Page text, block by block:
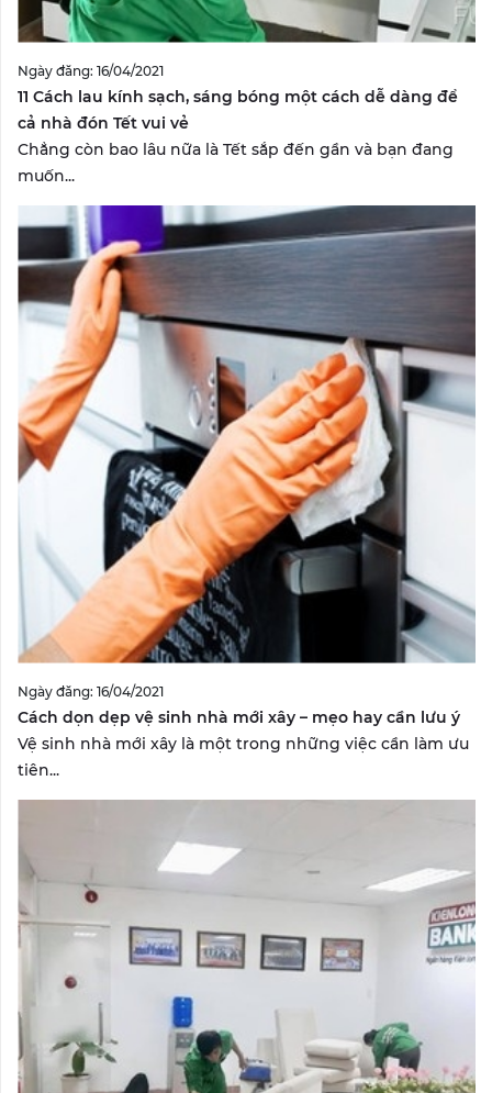
Ngày đăng: 16/04/2021
11 Cách lau kính sạch, sáng bóng một cách dễ dàng để
cả nhà đón Tết vui vẻ
Chẳng còn bao lâu nữa là Tết sắp đến gần và bạn đang
muốn...
Ngày đăng: 16/04/2021
Cách dọn dẹp vệ sinh nhà mới xây – mẹo hay cần lưu ý
Vệ sinh nhà mới xây là một trong những việc cần làm ưu
tiên...